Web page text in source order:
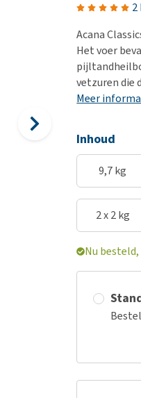
2
Acana
Het voer
vetzuren die
Meer
Inhoud
9,7 kg
2 x 2 kg
Nu